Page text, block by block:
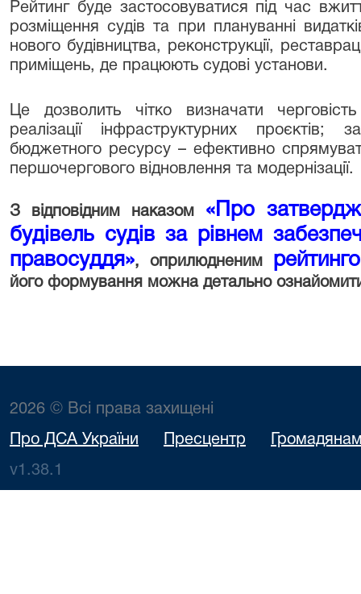
Рейтинг буде застосовуватися під час
розміщення судів та при плануванні
нового будівництва, реконструкції,
приміщень, де працюють судові установи.
Це дозволить чітко визначати
реалізації інфраструктурних проєктів;
бюджетного ресурсу – ефективно
першочергового відновлення та модернізації.
З відповідним наказом «Про
будівель судів за рівнем
правосуддя», оприлюдненим
його формування можна детально
2026 © Всі права захищені
Про ДСА України Пресцентр
v1.38.1